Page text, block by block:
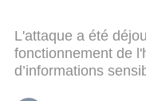
L'attaque a été
fonctionnement de
d’informations